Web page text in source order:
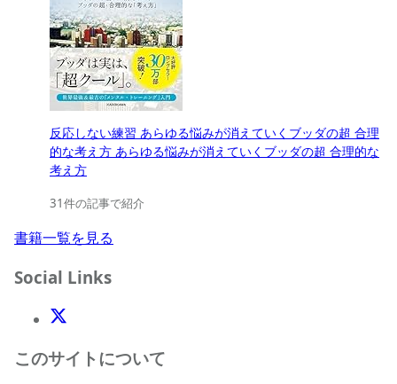
反応しない練習 あらゆる悩みが消えていくブッダの超 合理
的な考え方 あらゆる悩みが消えていくブッダの超 合理的な
考え方
31件の記事で紹介
書籍一覧を見る
Social Links
X(Twitter)
このサイトについて